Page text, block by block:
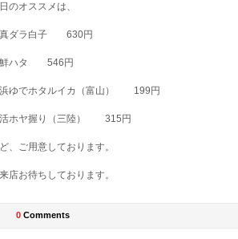
のオススメは、
真ダラ白子 630円
鮮ハタ 546円
浜ゆでホタルイカ（富山） 199円
活ホヤ握り（三陸） 315円
、ご用意しております。
店お待ちしております。
0 Comments